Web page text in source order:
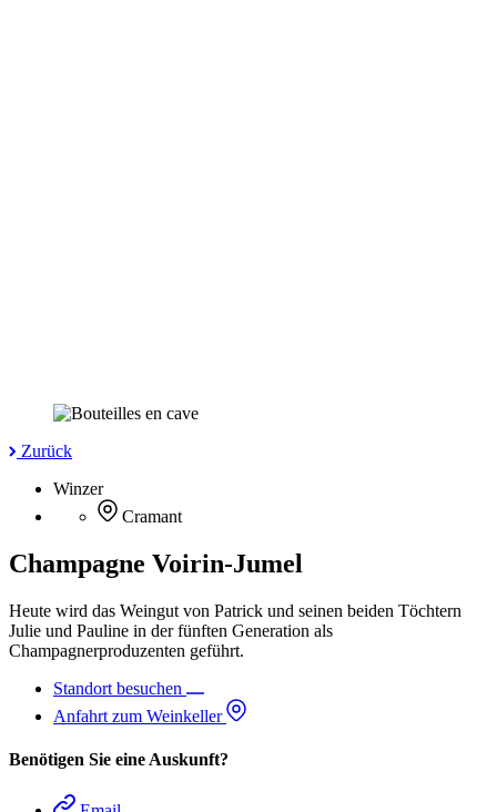
Zurück
Winzer
Cramant
Champagne Voirin-Jumel
Heute wird das Weingut von Patrick und seinen beiden Töchtern
Julie und Pauline in der fünften Generation als
Champagnerproduzenten geführt.
Standort besuchen
Anfahrt zum Weinkeller
Benötigen Sie eine Auskunft?